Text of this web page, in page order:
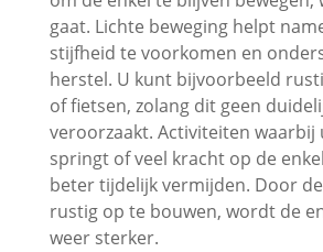
gaat. Lichte beweging helpt
stijfheid te voorkomen en
herstel. U kunt bijvoorbeeld
of fietsen, zolang dit geen
veroorzaakt. Activiteiten waarbij
springt of veel kracht op de
beter tijdelijk vermijden. Door
rustig op te bouwen, wordt de
weer sterker.